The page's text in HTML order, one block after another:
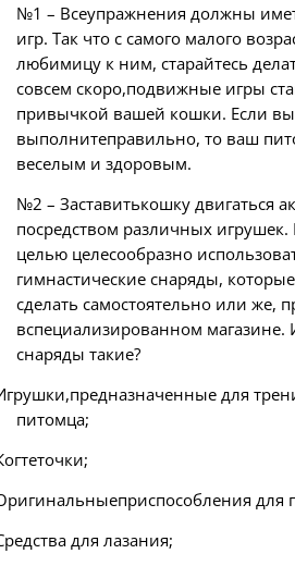
№1 – Всеупражнения должны
игр. Так что с самого малого
любимицу к ним, старайтесь
совсем скоро,подвижные игры
привычкой вашей кошки. Если
выполнитеправильно, то ваш
веселым и здоровым.
№2 – Заставитькошку двигаться
посредством различных игрушек.
целью целесообразно
гимнастические снаряды,
сделать самостоятельно или же,
вспециализированном магазине.
снаряды такие?
для
питомца;
для
для лазания;